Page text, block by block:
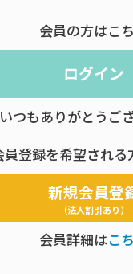
会員の方はこ
ログイン
いつもありがとうござ
員登録を希望される
新規会員登
（法人割引あり）
会員詳細はこ